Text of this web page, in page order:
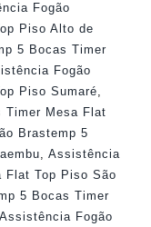
Fogão
Piso Alto de
5 Bocas Timer
Fogão
Piso Sumaré,
Timer Mesa Flat
Brastemp 5
, Assistência
Flat Top Piso São
5 Bocas Timer
Assistência Fogão